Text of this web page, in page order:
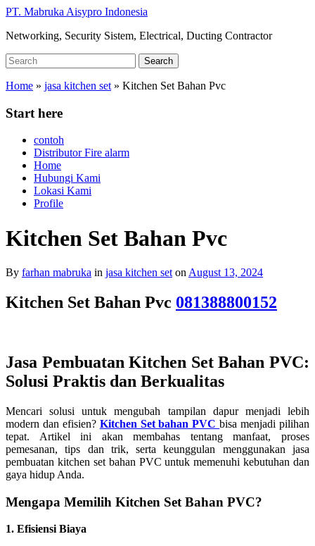
Skip
main
PT. Mabruka Aisypro Indonesia
Networking, Security Sistem, Electrical, Ducting Contractor
Search
for:
Search
Home » jasa kitchen set » Kitchen Set Bahan Pvc
Start here
contoh
Distributor Fire alarm
Home
Hubungi Kami
Lokasi Kami
Profile
Kitchen Set Bahan Pvc
By farhan mabruka in jasa kitchen set on August 13, 2024
Kitchen Set Bahan Pvc 081388800152
Jasa Pembuatan Kitchen Set Bahan PVC:
Solusi Praktis dan Berkualitas
Mencari solusi untuk mengubah tampilan dapur menjadi lebih
modern dan efisien? Kitchen Set bahan PVCbisa menjadi pilihan
tepat. Artikel ini akan membahas tentang manfaat, proses
pemesanan, tips dan trik, serta keunggulan menggunakan jasa
pembuatan kitchen set bahan PVC untuk memenuhi kebutuhan dan
gaya hidup Anda.
Mengapa Memilih Kitchen Set Bahan PVC?
1. Efisiensi Biaya